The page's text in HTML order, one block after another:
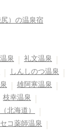
）の温泉宿
泉
礼文温泉
しんしのつ温泉
雄阿寒温泉
枝幸温泉
北海道）
コ薬師温泉